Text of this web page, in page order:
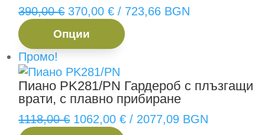
options
be
the
product
page
390,00€ Original
was:
370,00€ / 723,66 BGN
Опции
product
variants.
The
options
Промо!
Пиано PK281/PN Гардероб с плъзгащи
врати, с плавно прибиране
1118,00€ Original
1062,00€ / 2077,09 BGN